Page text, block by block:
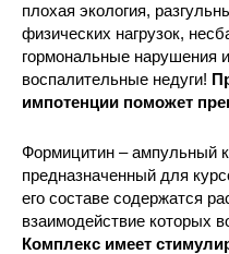
плохая экология,
физических нагрузок,
гормональные нарушения
воспалительные недуги!
импотенции поможет
Формицитин – ампульный
предназначенный для
его составе содержатся
взаимодействие которых
Комплекс имеет